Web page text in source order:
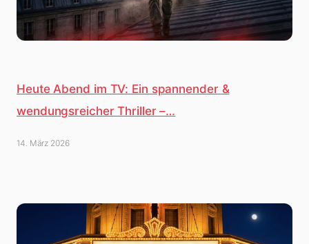
Heute Abend im TV: Ein spannender &
wendungsreicher Thriller –…
14. März 2026